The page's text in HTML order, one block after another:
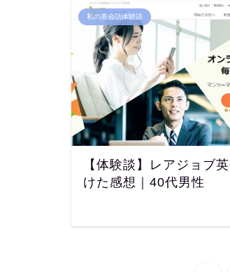
私の英会話体験談
【体験談】レアジョブ
けた感想｜40代男性